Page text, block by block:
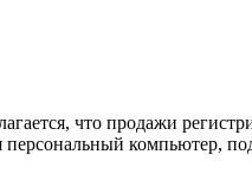
что продажи
персональный компьютер,